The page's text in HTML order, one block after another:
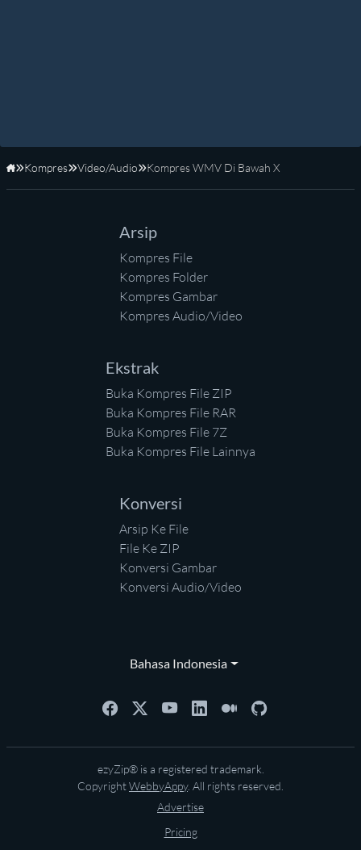
Beranda
Kompres Video/Audio Kompres WMV Di Bawah X
Arsip
Kompres File
Kompres Folder
Kompres Gambar
Kompres Audio/Video
Ekstrak
Buka Kompres File ZIP
Buka Kompres File RAR
Buka Kompres File 7Z
Buka Kompres File Lainnya
Konversi
Arsip Ke File
File Ke ZIP
Konversi Gambar
Konversi Audio/Video
Bahasa Indonesia
ezyZip® is a registered trademark.
CopyrightWebbyAppy. All rights reserved.
Advertise
Pricing